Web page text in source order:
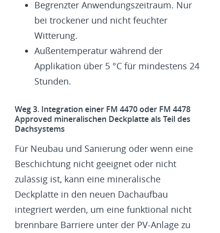
Begrenzter Anwendungszeitraum. Nur
bei trockener und nicht feuchter
Witterung.
Außentemperatur während der
Applikation über 5 °C für mindestens 24
Stunden.
Weg 3. Integration einer FM 4470 oder FM 4478
Approved mineralischen Deckplatte als Teil des
Dachsystems
Für Neubau und Sanierung oder wenn eine
Beschichtung nicht geeignet oder nicht
zulässig ist, kann eine mineralische
Deckplatte in den neuen Dachaufbau
integriert werden, um eine funktional nicht
brennbare Barriere unter der PV-Anlage zu